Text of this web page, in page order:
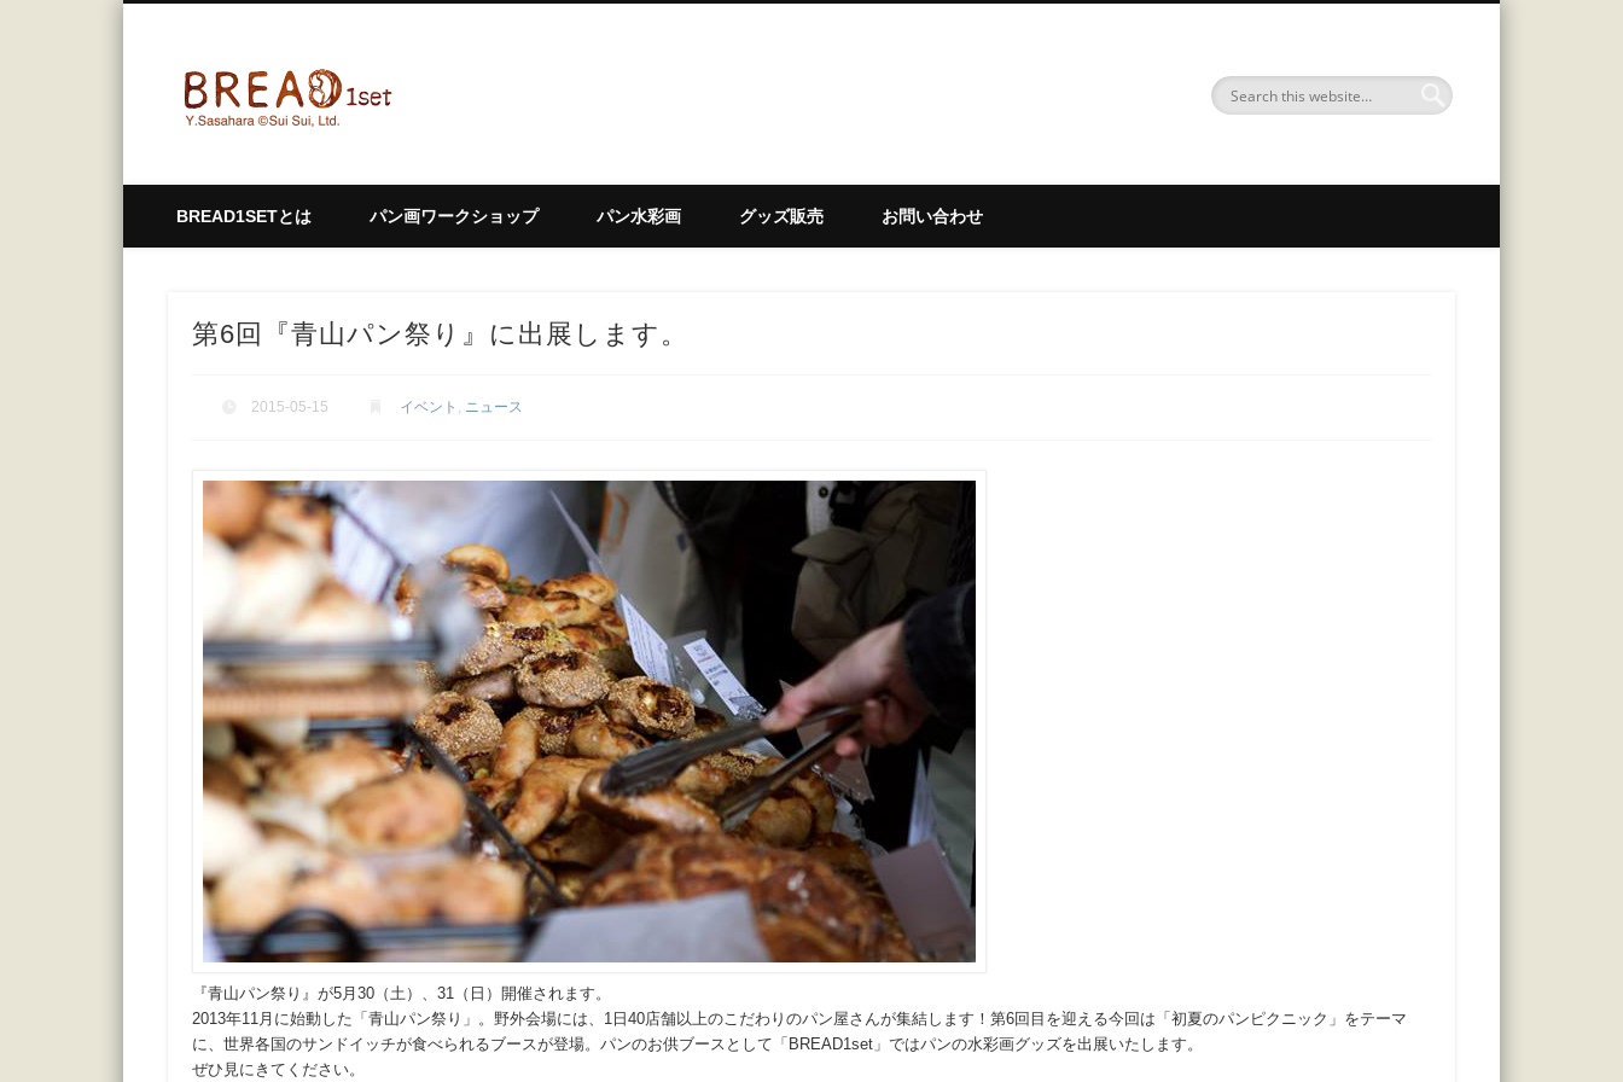
BREAD1SETとは パン画ワークショップ パン水彩画 グッズ販売 お問い合わせ
第6回『青山パン祭り』に出展します。
2015-05-15 イベント , ニュース
『青山パン祭り』が5月30（土）、31（日）開催されます。
2013年11月に始動した「青山パン祭り」。野外会場には、1日40店舗以上のこだわりのパン屋さんが集結します！第6回目を迎える今回は「初夏のパンピクニック」をテーマ
に、世界各国のサンドイッチが食べられるブースが登場。パンのお供ブースとして「BREAD1set」ではパンの水彩画グッズを出展いたします。
ぜひ見にきてください。